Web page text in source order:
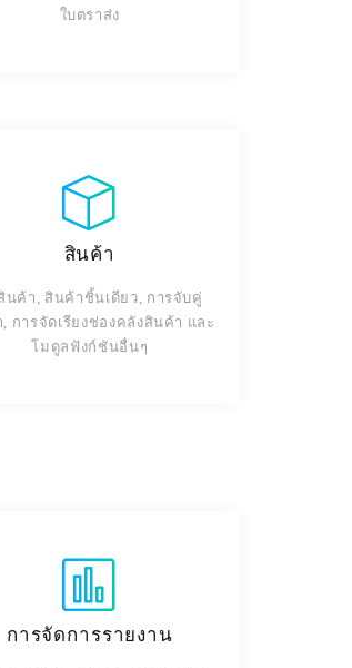
ใบตราส่ง
สินค้า
นค้า, สินค้าชิ้นเดียว, การจับคู่
การจัดเรียงช่องคลังสินค้า และ
โมดูลฟังก์ชันอื่นๆ
การจัดการรายงาน